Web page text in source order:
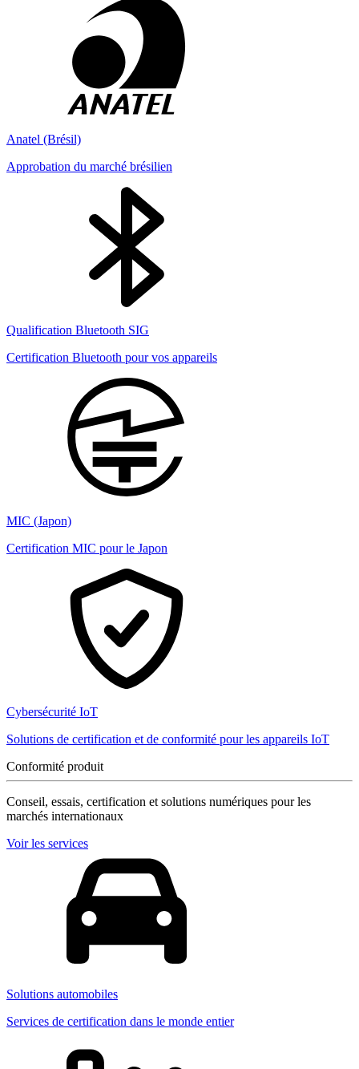
Anatel (Brésil)
Approbation du marché brésilien
Qualification Bluetooth SIG
Certification Bluetooth pour vos appareils
MIC (Japon)
Certification MIC pour le Japon
Cybersécurité IoT
Solutions de certification et de conformité pour les appareils IoT
Conformité produit
Conseil, essais, certification et solutions numériques pour les
marchés internationaux
Voir les services
Solutions automobiles
Services de certification dans le monde entier